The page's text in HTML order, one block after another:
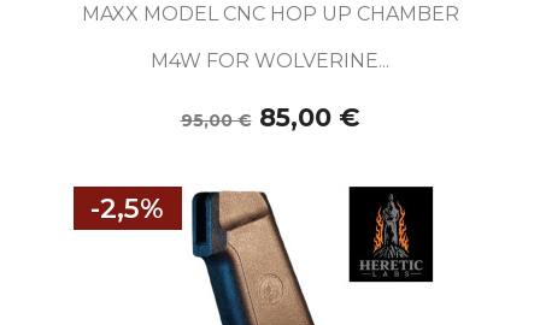
MAXX MODEL CNC HOP UP CHAMBER
M4W FOR WOLVERINE...
95,00 € 85,00 €
-2,5%